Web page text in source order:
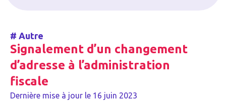
# Autre
Signalement d’un changement
d’adresse à l’administration
fiscale
Dernière mise à jour le 16 juin 2023